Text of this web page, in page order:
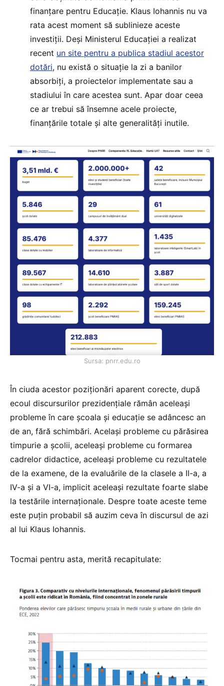
finanțare pentru Educație. Klaus Iohannis nu va
rata acest moment să sublinieze aceste
investiții. Deși Ministerul Educației a realizat
recent un site pentru a publica stadiul acestor
dotări, nu există o situație la zi a banilor
absorbiți, a proiectelor implementate sau a
stadiului în care acestea sunt. Apar doar ceea
ce ar trebui să însemne acele proiecte,
finanțările totale și alte generalități inutile.
Sursa: pnrr.edu.ro
În ciuda acestor poziționări aparent corecte, după
ecoul discursurilor prezidențiale rămân aceleași
probleme în care școala și educație se adâncesc an
de an, fără schimbări. Același probleme cu părăsirea
timpurie a școlii, aceleași probleme cu formarea
cadrelor didactice, aceleași probleme cu rezultatele
de la examene, de la evaluările de la clasele a II-a, a
IV-a și a VI-a, implicit aceleași rezultate foarte slabe
la testările internaționale. Despre toate aceste teme
este puțin probabil să auzim ceva în discursul de azi
al lui Klaus Iohannis.
Tocmai pentru asta, merită recapitulate: